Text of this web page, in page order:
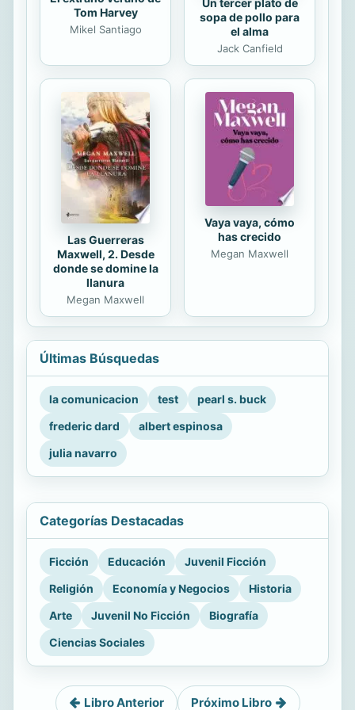
Tom Harvey
Mikel Santiago
sopa de pollo para
el alma
Jack Canfield
Las Guerreras
Maxwell, 2. Desde
donde se domine la
llanura
Megan Maxwell
Vaya vaya, cómo
has crecido
Megan Maxwell
Últimas Búsquedas
la comunicacion test
pearl s. buck
frederic dard
albert espinosa
julia navarro
Categorías Destacadas
Ficción Educación
Juvenil Ficción
Religión
Economía y Negocios
Historia
Arte
Juvenil No Ficción
Biografía
Ciencias Sociales
Libro Anterior Próximo Libro